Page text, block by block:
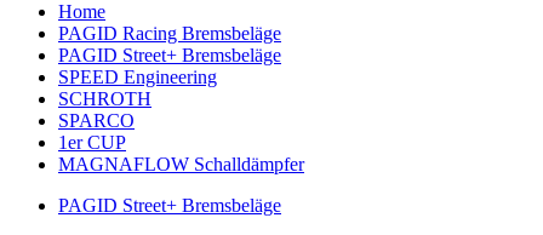
Home
PAGID Racing Bremsbeläge
PAGID Street+ Bremsbeläge
SPEED Engineering
SCHROTH
SPARCO
1er CUP
MAGNAFLOW Schalldämpfer
PAGID Street+ Bremsbeläge